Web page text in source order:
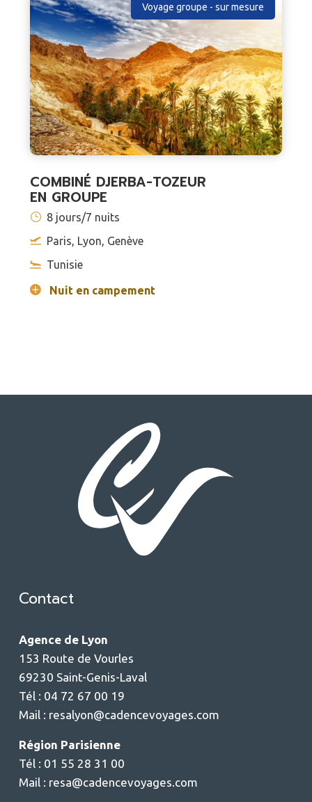
Voyage groupe - sur mesure
COMBINÉ DJERBA-TOZEUR
EN GROUPE
8 jours/7 nuits
Paris, Lyon, Genève
Tunisie
Nuit en campement
Contact
Agence de Lyon
153 Route de Vourles
69230 Saint-Genis-Laval
Tél : 04 72 67 00 19
Mail : resalyon@cadencevoyages.com
Région Parisienne
Tél : 01 55 28 31 00
Mail : resa@cadencevoyages.com